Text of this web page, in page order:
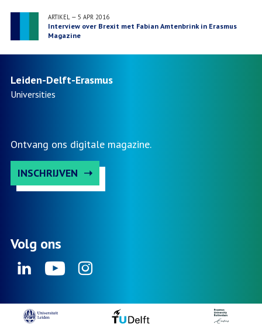
ARTIKEL— 5 APR 2016
Interview over Brexit met Fabian Amtenbrink in Erasmus
Magazine
Leiden-Delft-Erasmus
Universities
Ontvang ons digitale magazine.
INSCHRIJVEN
Volg ons